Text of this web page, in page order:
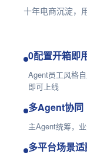
十年电商沉淀，
0配置开箱即
Agent员工风格
即可上线
多Agent协同
主Agent统筹，
多平台场景